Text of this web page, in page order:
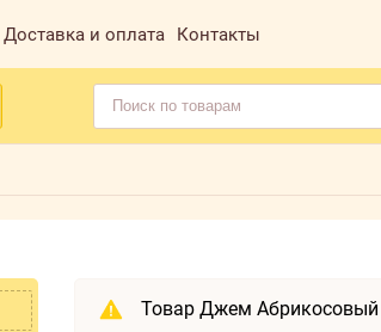
Доставка и оплата Контакты
Товар Джем Абрикосовый